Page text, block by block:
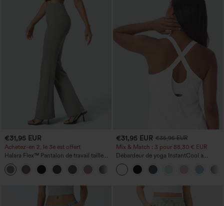
€31,95 EUR
Achetez-en 2, le 3e est offert
Halara Flex™ Pantalon de travail taille
haute avec poche latérale arrière et
légère coupe évasée
+13
€31,95 EUR €35,95 EUR
Mix & Match : 3 pour 88,30 € EUR
Débardeur de yoga InstantCool à
encolure en U et ourlet arrondi –
UPF50+